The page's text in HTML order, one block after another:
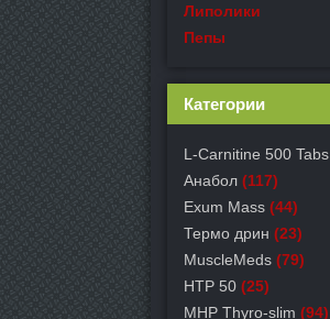
Липолики
Пепы
Категории
L-Carnitine 500 Tabs
Анабол (117)
Exum Mass (44)
Термо дрин (23)
MuscleMeds (79)
HTP 50 (25)
MHP Thyro-slim (94)